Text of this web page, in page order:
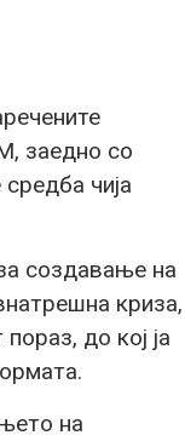
заедно со
чија
создавање на
криза,
до кој ја
на